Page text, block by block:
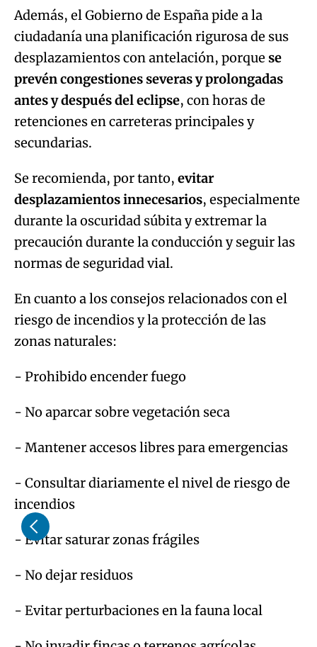
Además, el Gobierno de España pide a la
ciudadanía una planificación rigurosa de sus
desplazamientos con antelación, porque se
prevén congestiones severas y prolongadas
antes y después del eclipse, con horas de
retenciones en carreteras principales y
secundarias.
Se recomienda, por tanto, evitar
desplazamientos innecesarios, especialmente
durante la oscuridad súbita y extremar la
precaución durante la conducción y seguir las
normas de seguridad vial.
En cuanto a los consejos relacionados con el
riesgo de incendios y la protección de las
zonas naturales:
- Prohibido encender fuego
- No aparcar sobre vegetación seca
- Mantener accesos libres para emergencias
- Consultar diariamente el nivel de riesgo de
incendios
- Evitar saturar zonas frágiles
- No dejar residuos
- Evitar perturbaciones en la fauna local